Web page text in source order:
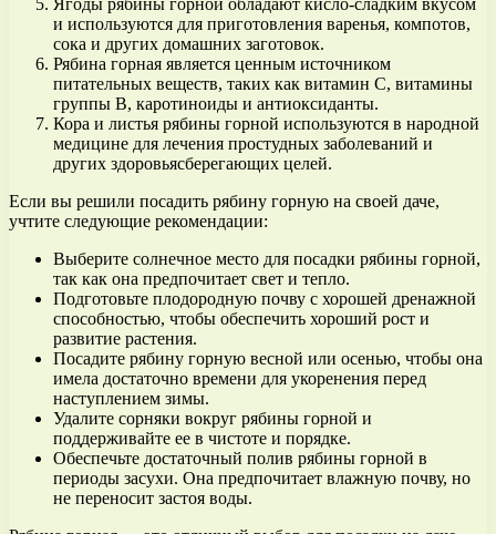
Ягоды рябины горной обладают кисло-сладким вкусом
и используются для приготовления варенья, компотов,
сока и других домашних заготовок.
Рябина горная является ценным источником
питательных веществ, таких как витамин С, витамины
группы В, каротиноиды и антиоксиданты.
Кора и листья рябины горной используются в народной
медицине для лечения простудных заболеваний и
других здоровьясберегающих целей.
Если вы решили посадить рябину горную на своей даче,
учтите следующие рекомендации:
Выберите солнечное место для посадки рябины горной,
так как она предпочитает свет и тепло.
Подготовьте плодородную почву с хорошей дренажной
способностью, чтобы обеспечить хороший рост и
развитие растения.
Посадите рябину горную весной или осенью, чтобы она
имела достаточно времени для укоренения перед
наступлением зимы.
Удалите сорняки вокруг рябины горной и
поддерживайте ее в чистоте и порядке.
Обеспечьте достаточный полив рябины горной в
периоды засухи. Она предпочитает влажную почву, но
не переносит застоя воды.